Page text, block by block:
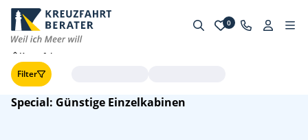
0
Kreuzfahrten
Filter
Special: Günstige Einzelkabinen